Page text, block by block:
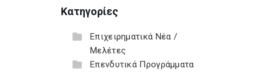
Κατηγορίες
Επιχειρηματικά Νέα /
Μελέτες
Επενδυτικά Προγράμματα